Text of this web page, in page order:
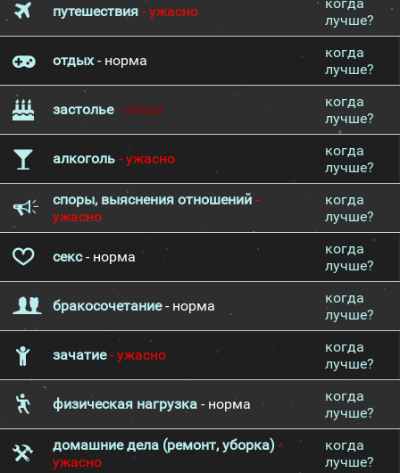
путешествия - ужасно
лучше?
отдых- норма
когда
лучше?
застолье- плохо
когда
лучше?
алкоголь - ужасно
когда
лучше?
споры, выяснения отношений-
ужасно
когда
лучше?
секс- норма
когда
лучше?
бракосочетание- норма
когда
лучше?
зачатие- ужасно
когда
лучше?
физическая нагрузка - норма
когда
лучше?
домашние дела (ремонт, уборка) -
ужасно
когда
лучше?